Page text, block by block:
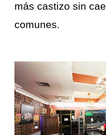
más castizo sin
comunes.